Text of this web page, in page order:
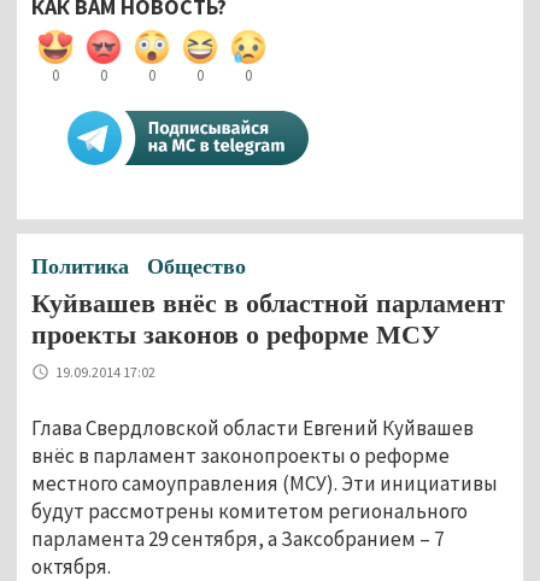
КАК ВАМ НОВОСТЬ?
0 0 0 0 0
Политика Общество
Куйвашев внёс в областной парламент
проекты законов о реформе МСУ
19.09.2014 17:02
Глава Свердловской области Евгений Куйвашев
внёс в парламент законопроекты о реформе
местного самоуправления (МСУ). Эти инициативы
будут рассмотрены комитетом регионального
парламента 29 сентября, а Заксобранием – 7
октября.